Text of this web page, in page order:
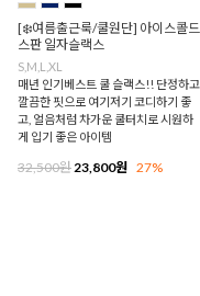
[❄️여름출근룩/쿨원단] 아이스콜드
스판 일자슬랙스
S,M,L,XL
매년 인기베스트 쿨 슬랙스!! 단정하고
깔끔한 핏으로 여기저기 코디하기 좋
고, 얼음처럼 차가운 쿨터치로 시원하
게 입기 좋은 아이템
32,500원 23,800원 27%